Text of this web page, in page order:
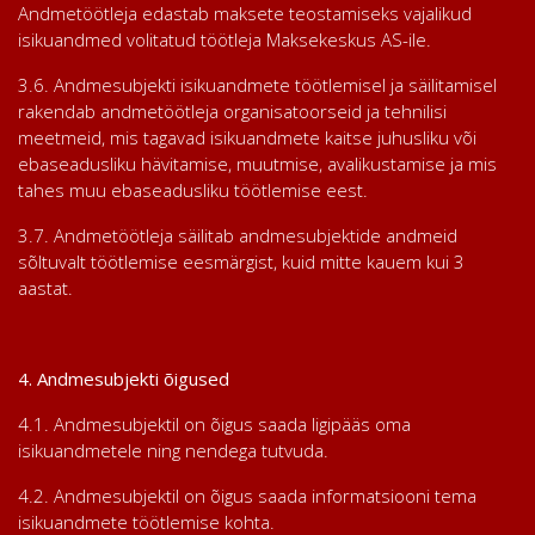
Andmetöötleja edastab maksete teostamiseks vajalikud
isikuandmed volitatud töötleja Maksekeskus AS-ile.
3.6. Andmesubjekti isikuandmete töötlemisel ja säilitamisel
rakendab andmetöötleja organisatoorseid ja tehnilisi
meetmeid, mis tagavad isikuandmete kaitse juhusliku või
ebaseadusliku hävitamise, muutmise, avalikustamise ja mis
tahes muu ebaseadusliku töötlemise eest.
3.7. Andmetöötleja säilitab andmesubjektide andmeid
sõltuvalt töötlemise eesmärgist, kuid mitte kauem kui 3
aastat.
4. Andmesubjekti õigused
4.1. Andmesubjektil on õigus saada ligipääs oma
isikuandmetele ning nendega tutvuda.
4.2. Andmesubjektil on õigus saada informatsiooni tema
isikuandmete töötlemise kohta.